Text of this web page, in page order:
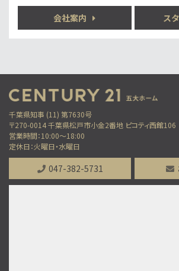
3,199
3ＬＤ
小金城
バ2分・歩
歩10分
「柏」駅徒歩10分のリフォーム物件 サンルーム付…
第8位
2,499
会社案内 ス
千葉県知事 (11) 第7630号
〒270-0014 千葉県松戸市小金2番地 ピコティ西館106
営業時間：10:00～18:00
定休日：火曜日・水曜日
047-382-5731